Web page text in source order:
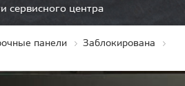
сервисного центра
панели
Заблокирована